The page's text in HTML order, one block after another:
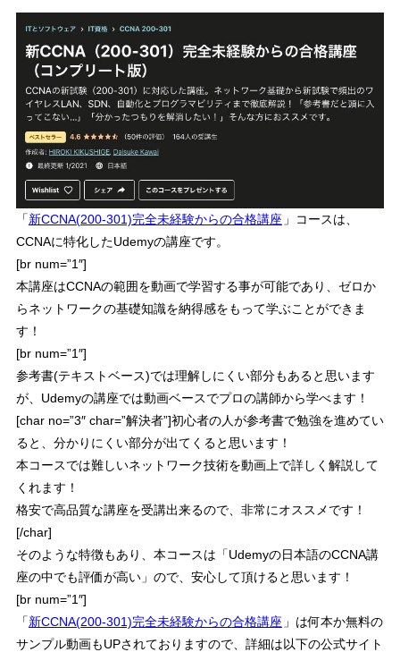
「新CCNA(200-301)完全未経験からの合格講座 」
コースは、
CCNAに特化したUdemyの講座です。
[br num=”1″]
本講座はCCNAの範囲を動画で学習する事が可能であり、ゼロか
らネットワークの基礎知識を納得感をもって学ぶことができま
す！
[br num=”1″]
参考書(テキストベース)では理解しにくい部分もあると思います
が、Udemyの講座では動画ベースでプロの講師から学べます！
[char no=”3″ char=”解決者”]初心者の人が参考書で勉強を進めてい
ると、分かりにくい部分が出てくると思います！
本コースでは難しいネットワーク技術を動画上で詳しく解説して
くれます！
格安で高品質な講座を受講出来るので、非常にオススメです！
[/char]
そのような特徴もあり、本コースは「Udemyの日本語のCCNA講
座の中でも評価が高い」ので、安心して頂けると思います！
[br num=”1″]
「新CCNA(200-301)完全未経験からの合格講座 」 は何本か無料の
サンプル動画もUPされておりますので、詳細は以下の公式サイト